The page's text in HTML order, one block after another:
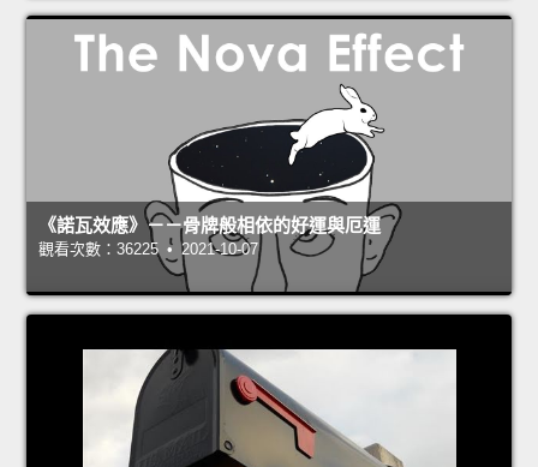
《諾瓦效應》－－骨牌般相依的好運與厄運
觀看次數：36225 • 2021-10-07